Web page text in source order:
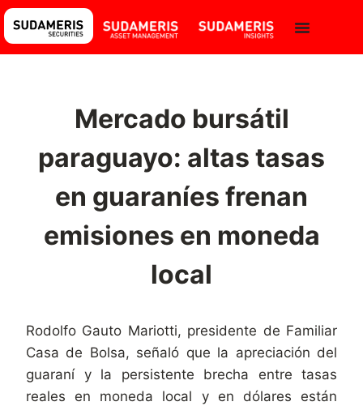
Mercado bursátil
paraguayo: altas tasas
en guaraníes frenan
emisiones en moneda
local
Rodolfo Gauto Mariotti, presidente de Familiar
Casa de Bolsa, señaló que la apreciación del
guaraní y la persistente brecha entre tasas
reales en moneda local y en dólares están